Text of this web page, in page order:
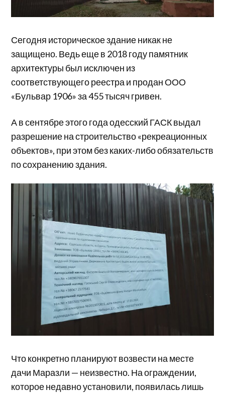
Сегодня историческое здание никак не
защищено. Ведь еще в 2018 году памятник
архитектуры был исключен из
соответствующего реестра и продан ООО
«Бульвар 1906» за 455 тысяч гривен.
А в сентябре этого года одесский ГАСК выдал
разрешение на строительство «рекреационных
объектов», при этом без каких-либо обязательств
по сохранению здания.
Что конкретно планируют возвести на месте
дачи Маразли — неизвестно. На ограждении,
которое недавно установили, появилась лишь